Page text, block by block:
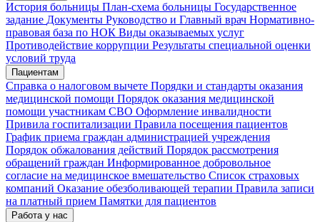
История больницы План-схема больницы Государственное
задание Документы Руководство и Главный врач Нормативно-
правовая база по НОК Виды оказываемых услуг
Противодействие коррупции Результаты специальной оценки
условий труда
Пациентам
Справка о налоговом вычете Порядки и стандарты оказания
медицинской помощи Порядок оказания медицинской
помощи участникам СВО Оформление инвалидности
Привила госпитализации Правила посещения пациентов
График приема граждан администрацией учреждения
Порядок обжалования действий Порядок рассмотрения
обращений граждан Информированное добровольное
согласие на медицинское вмешательство Список страховых
компаний Оказание обезболивающей терапии Правила записи
на платный прием Памятки для пациентов
Работа у нас